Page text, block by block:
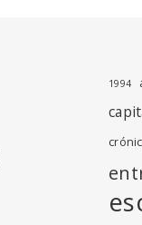
1994